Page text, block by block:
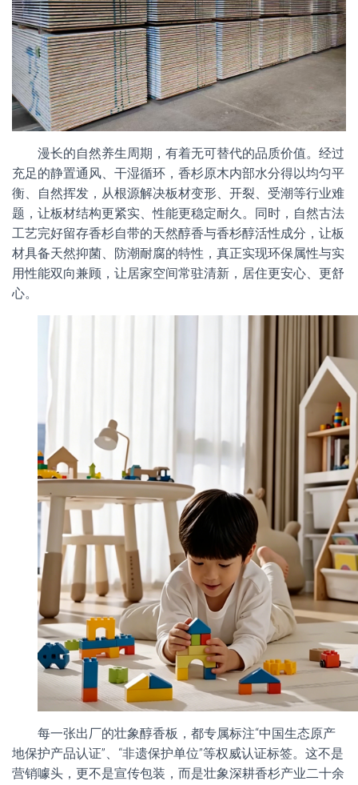
漫长的自然养生周期，有着无可替代的品质价值。经过
充足的静置通风、干湿循环，香杉原木内部水分得以均匀平
衡、自然挥发，从根源解决板材变形、开裂、受潮等行业难
题，让板材结构更紧实、性能更稳定耐久。同时，自然古法
工艺完好留存香杉自带的天然醇香与香杉醇活性成分，让板
材具备天然抑菌、防潮耐腐的特性，真正实现环保属性与实
用性能双向兼顾，让居家空间常驻清新，居住更安心、更舒
心。
每一张出厂的壮象醇香板，都专属标注“中国生态原产
地保护产品认证”、“非遗保护单位”等权威认证标签。这不是
营销噱头，更不是宣传包装，而是壮象深耕香杉产业二十余